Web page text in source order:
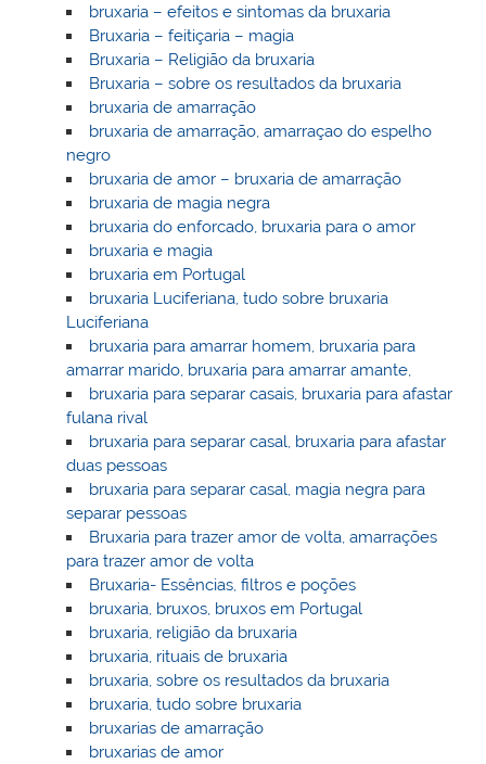
bruxaria – efeitos e sintomas da bruxaria
Bruxaria – feitiçaria – magia
Bruxaria – Religião da bruxaria
Bruxaria – sobre os resultados da bruxaria
bruxaria de amarração
bruxaria de amarração, amarraçao do espelho
negro
bruxaria de amor – bruxaria de amarração
bruxaria de magia negra
bruxaria do enforcado, bruxaria para o amor
bruxaria e magia
bruxaria em Portugal
bruxaria Luciferiana, tudo sobre bruxaria
Luciferiana
bruxaria para amarrar homem, bruxaria para
amarrar marido, bruxaria para amarrar amante,
bruxaria para separar casais, bruxaria para afastar
fulana rival
bruxaria para separar casal, bruxaria para afastar
duas pessoas
bruxaria para separar casal, magia negra para
separar pessoas
Bruxaria para trazer amor de volta, amarrações
para trazer amor de volta
Bruxaria- Essências, filtros e poções
bruxaria, bruxos, bruxos em Portugal
bruxaria, religião da bruxaria
bruxaria, rituais de bruxaria
bruxaria, sobre os resultados da bruxaria
bruxaria, tudo sobre bruxaria
bruxarias de amarração
bruxarias de amor